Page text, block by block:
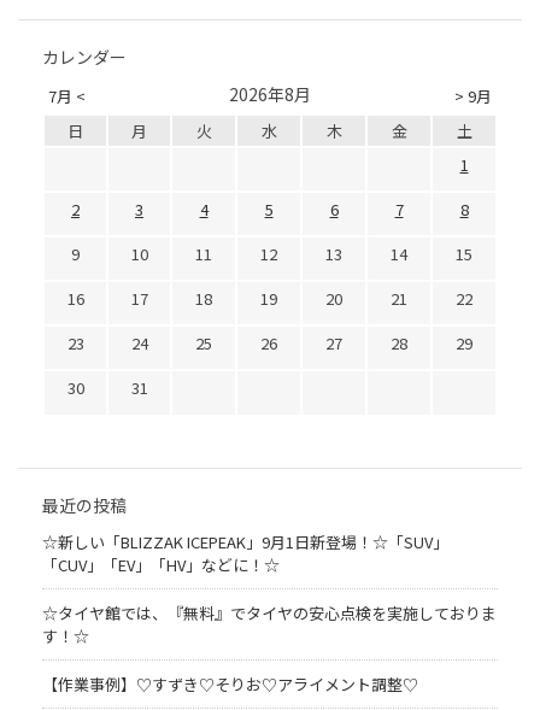
カレンダー
7月 < > 9月
2026年8月
日 月 火 水 木 金
土
1
2
3 4 5 6 7
8
9
10 11 12 13 14
15
16
17 18 19 20 21
22
23
24 25 26 27 28
29
30
31
最近の投稿
☆新しい「BLIZZAK ICEPEAK」9月1日新登場！☆「SUV」
「CUV」「EV」「HV」などに！☆
☆タイヤ館では、『無料』でタイヤの安心点検を実施しておりま
す！☆
【作業事例】♡すずき♡そりお♡アライメント調整♡